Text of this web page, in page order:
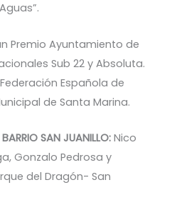
Premio Ayuntamiento de
Sub 22 y Absoluta.
Española de
de Santa Marina.
SAN JUANILLO:Nico
Gonzalo Pedrosa y
del Dragón- San